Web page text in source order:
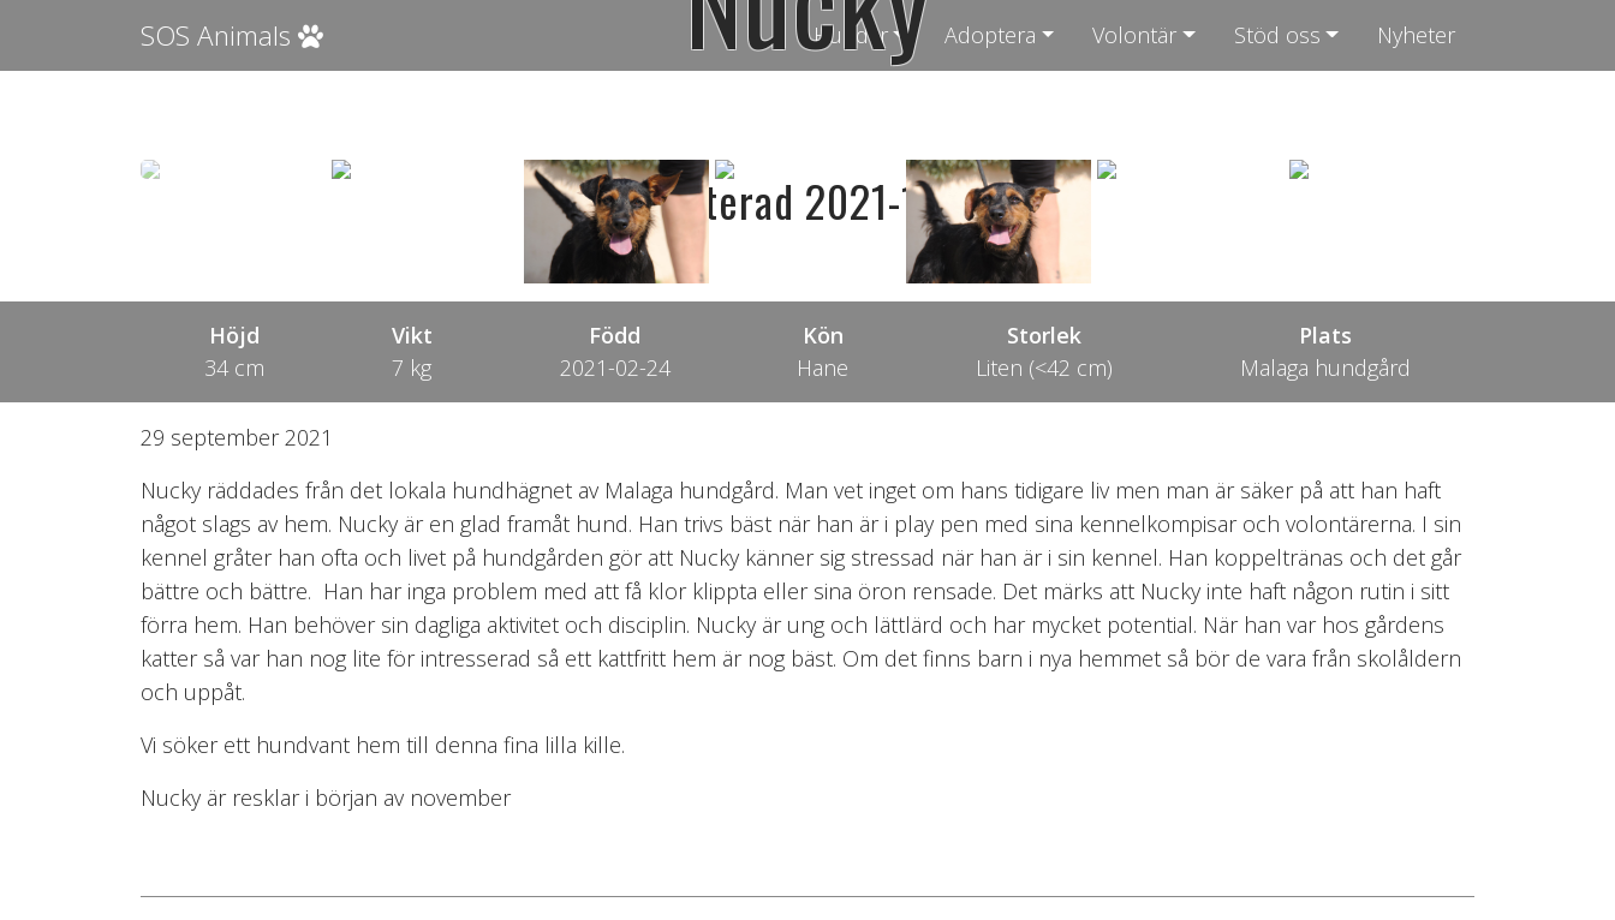
SOS Animals Hundar Adoptera Volontär Stöd oss Nyheter
Adopterad 2021-12-03
Höjd
34 cm
Vikt
7 kg
Född
2021-02-24
Kön
Hane
Storlek
Liten (<42 cm)
Plats
Malaga hundgård
29 september 2021
Nucky räddades från det lokala hundhägnet av Malaga hundgård. Man vet inget om hans tidigare liv men man är säker på att han haft
något slags av hem. Nucky är en glad framåt hund. Han trivs bäst när han är i play pen med sina kennelkompisar och volontärerna. I sin
kennel gråter han ofta och livet på hundgården gör att Nucky känner sig stressad när han är i sin kennel. Han koppeltränas och det går
bättre och bättre. Han har inga problem med att få klor klippta eller sina öron rensade. Det märks att Nucky inte haft någon rutin i sitt
förra hem. Han behöver sin dagliga aktivitet och disciplin. Nucky är ung och lättlärd och har mycket potential. När han var hos gårdens
katter så var han nog lite för intresserad så ett kattfritt hem är nog bäst. Om det finns barn i nya hemmet så bör de vara från skolåldern
och uppåt.
Vi söker ett hundvant hem till denna fina lilla kille.
Nucky är resklar i början av november